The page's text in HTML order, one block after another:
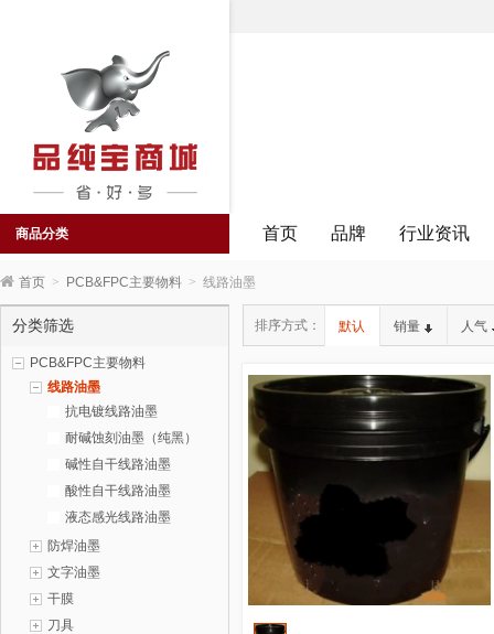
商品分类 首页 品牌 行业资讯
首页 > PCB&FPC主要物料 > 线路油墨
分类筛选
PCB&FPC主要物料
线路油墨
抗电镀线路油墨
耐碱蚀刻油墨（纯黑）
碱性自干线路油墨
酸性自干线路油墨
液态感光线路油墨
防焊油墨
文字油墨
干膜
刀具
排序方式： 默认 销量 人气